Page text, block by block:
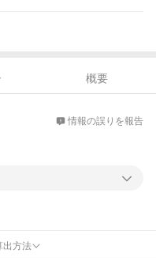
概要
情報の誤りを報告
出方法